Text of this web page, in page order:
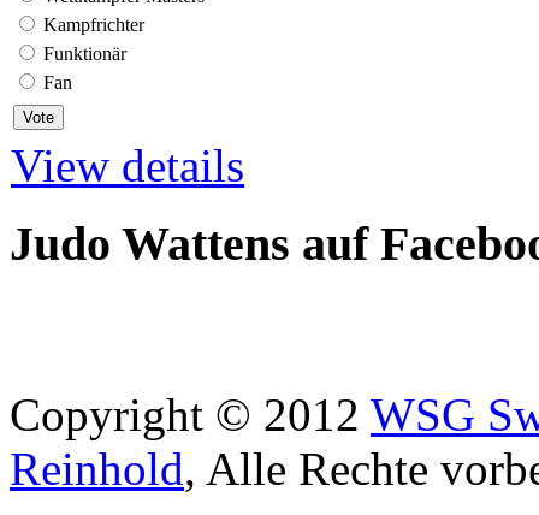
Kampfrichter
Funktionär
Fan
View details
Judo Wattens auf
Copyright © 2012 WSG
Reinhold, Alle Rechte